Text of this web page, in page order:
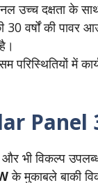
उच्च दक्षता के साथ
30 वर्षों की पावर
परिस्थितियों में
Panel
भी विकल्प
के मुकाबले बाकी